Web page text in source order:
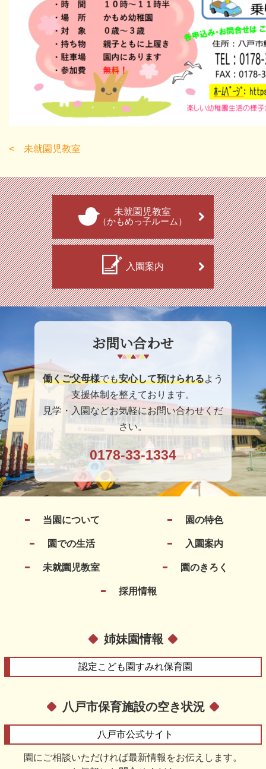
未就園児教室
未就園児教室
（かもめっ子ルーム）
入園案内
お問い合わせ
働くご父母様でも安心して預けられるよう
支援体制を整えております。
見学・入園などお気軽にお問い合わせくだ
さい。
0178-33-1334
当園について 園の特色
園での生活 入園案内
未就園児教室 園のきろく
採用情報
姉妹園情報
認定こども園すみれ保育園
八戸市保育施設の空き状況
八戸市公式サイト
園にご相談いただければ最新情報をお伝えします。